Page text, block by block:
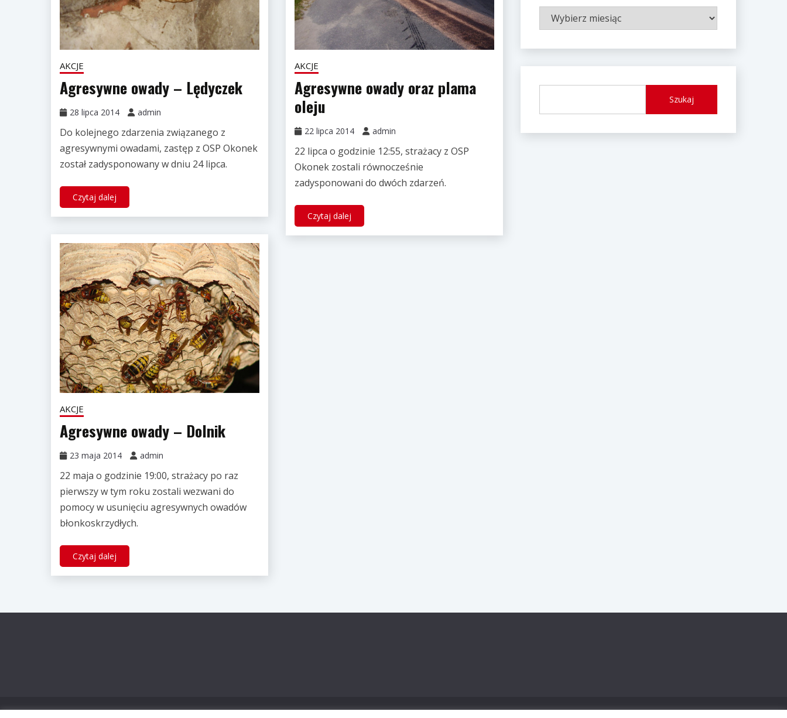
AKCJE
Agresywne owady – Lędyczek
28 lipca 2014 admin
Do kolejnego zdarzenia związanego z
agresywnymi owadami, zastęp z OSP Okonek
został zadysponowany w dniu 24 lipca.
Czytaj dalej
AKCJE
Agresywne owady oraz plama
oleju
22 lipca 2014 admin
22 lipca o godzinie 12:55, strażacy z OSP
Okonek zostali równocześnie
zadysponowani do dwóch zdarzeń.
Czytaj dalej
AKCJE
Agresywne owady – Dolnik
23 maja 2014 admin
22 maja o godzinie 19:00, strażacy po raz
pierwszy w tym roku zostali wezwani do
pomocy w usunięciu agresywnych owadów
błonkoskrzydłych.
Czytaj dalej
ARCHIWUM
WPISÓW
Szukaj